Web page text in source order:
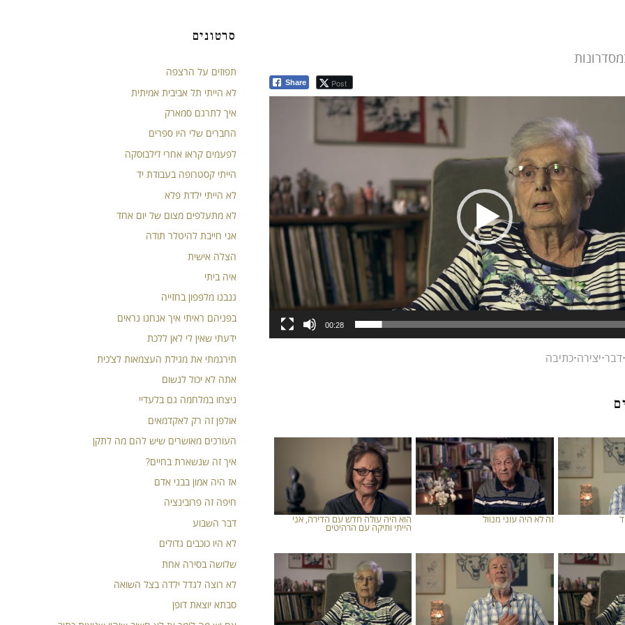
Share Post
00:28
⋅דבר⋅יצירה⋅כתיבה
זה לא היה עוני מנוול הוא היה עולה חדש עם הדירה, אני
הייתי ותיקה עם הרהיטים
סרטונים
תפוזים על הרצפה
לא הייתי תל אביבית אמיתית
איך לתרגם סמארק
החברים שלי היו ספרים
לפעמים קראו אחרי ז’ילבוסקה
הייתי קסטרופה בעבודת יד
לא הייתי ילדת פלא
לא מתעלפים מצום של יום אחד
אני חייבת להיטלר תודה
הצלה אישית
איה ביתי
גנבנו מלפפון בחזייה
בפניהם ראיתי איך אנחנו נראים
ידעתי שאין לי לאן ללכת
תירגמתי את מגילת העצמאות לצ’כית
אתה לא יכול לנשום
ניצחו במלחמה גם בלעדיי
אולפן זה רק לאקדמאים
העורכים מאושרים שיש להם מה לתקן
איך זה שנשארת בחיים?
אז היה אמון בבני אדם
חיפה זה פרובינציה
דבר השבוע
לא היו כוכבים גדולים
שלושה בסירה אחת
לא רוצה לגדל ילדה בצל השואה
סבתא יוצאת דופן